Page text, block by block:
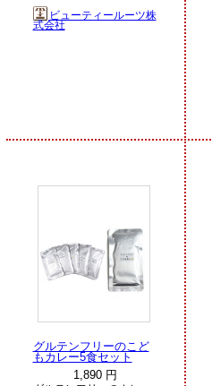
ビューティールーツ株
式会社
グルテンフリーのこど
もカレー5食セット
1,890 円